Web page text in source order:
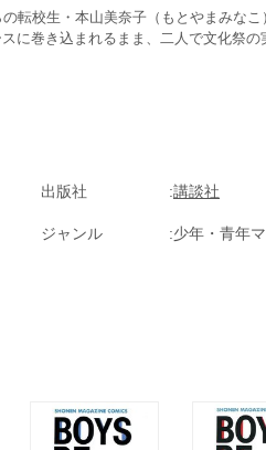
転校生・本山美奈子（もとやまみな
スに巻き込まれるまま、二人で文化祭
出版社 講談社
ジャンル 少年・青年